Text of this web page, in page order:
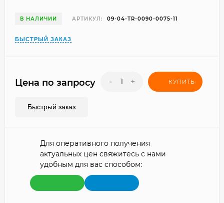
В НАЛИЧИИ АРТИКУЛ: 09-04-TR-0090-0075-11
БЫСТРЫЙ ЗАКАЗ
Цена по запросу - + КУПИТЬ
Быстрый заказ
Для оперативного получения
актуальных цен свяжитесь с нами
удобным для вас способом: